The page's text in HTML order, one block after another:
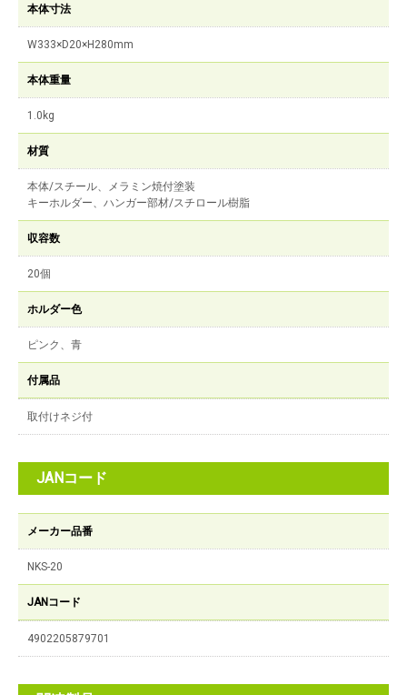
本体寸法
W333×D20×H280mm
本体重量
1.0kg
材質
本体/スチール、メラミン焼付塗装
キーホルダー、ハンガー部材/スチロール樹脂
収容数
20個
ホルダー色
ピンク、青
付属品
取付けネジ付
JANコード
メーカー品番
NKS-20
JANコード
4902205879701